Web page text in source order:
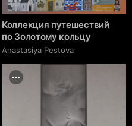
Коллекция путешествий
по Золотому кольцу
Anastasiya Pestova